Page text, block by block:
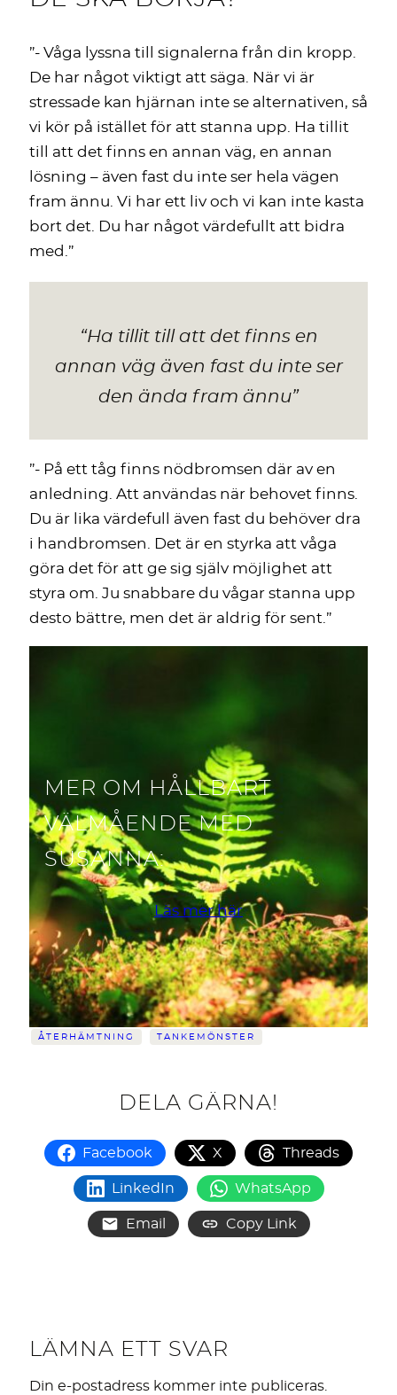
”- Våga lyssna till signalerna från din kropp.
De har något viktigt att säga. När vi är
stressade kan hjärnan inte se alternativen, så
vi kör på istället för att stanna upp. Ha tillit
till att det finns en annan väg, en annan
lösning – även fast du inte ser hela vägen
fram ännu. Vi har ett liv och vi kan inte kasta
bort det. Du har något värdefullt att bidra
med.”
“Ha tillit till att det finns en
annan väg även fast du inte ser
den ända fram ännu”
”- På ett tåg finns nödbromsen där av en
anledning. Att användas när behovet finns.
Du är lika värdefull även fast du behöver dra
i handbromsen. Det är en styrka att våga
göra det för att ge sig själv möjlighet att
styra om. Ju snabbare du vågar stanna upp
desto bättre, men det är aldrig för sent.”
MER OM HÅLLBART
VÄLMÅENDE MED
SUSANNA:
Läs mer här
ÅTERHÄMTNING TANKEMÖNSTER
DELA GÄRNA!
Facebook X Threads
LinkedIn WhatsApp
Email Copy Link
LÄMNA ETT SVAR
Din e-postadress kommer inte publiceras.